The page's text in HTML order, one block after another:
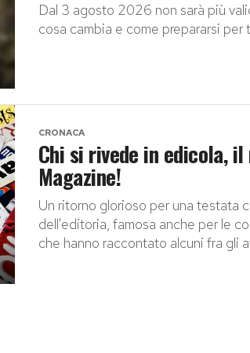
Dal 3 agosto 2026 non sarà più
cosa cambia e come prepararsi per
CRONACA
Chi si rivede in edicola,
Magazine!
Un ritorno glorioso per una testata
dell'editoria, famosa anche per le
che hanno raccontato alcuni fra gli